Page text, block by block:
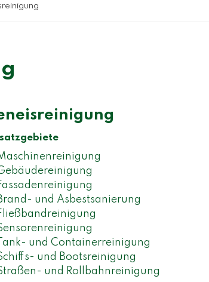
und Asbestsanierung
Tank- und Containerreinigung
und Bootsreinigung
und Rollbahnreinigung